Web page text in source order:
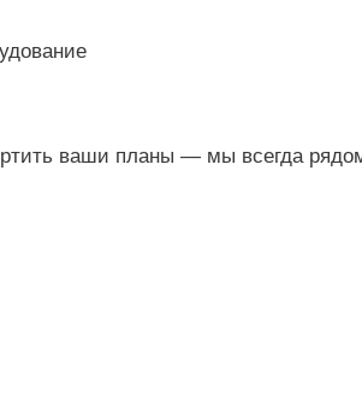
ваши планы — мы всегда